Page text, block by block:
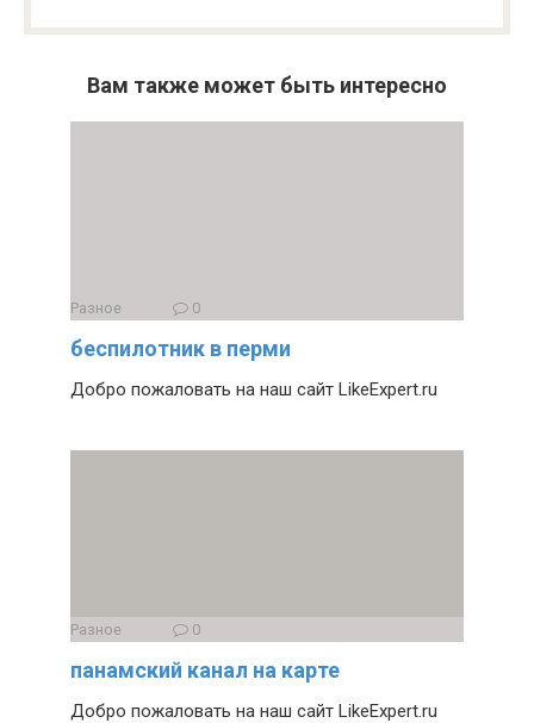
Вам также может быть интересно
Разное 0
беспилотник в перми
Добро пожаловать на наш сайт LikeExpert.ru
Разное 0
панамский канал на карте
Добро пожаловать на наш сайт LikeExpert.ru